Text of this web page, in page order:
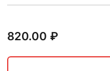
820.00 ₽